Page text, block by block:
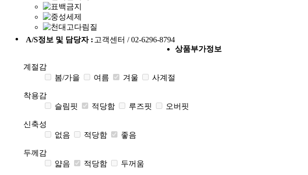
A/S정보 및 담당자 : 고객센터 / 02-6296-8794
상품부가정보
계절감
봄/가을
여름 겨울 사계절
착용감
슬림핏
적당함 루즈핏 오버핏
신축성
없음
적당함 좋음
두께감
얇음
적당함 두꺼움